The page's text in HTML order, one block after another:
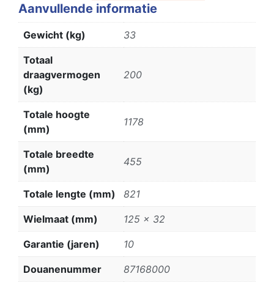
Aanvullende informatie
Gewicht (kg) 33
Totaal
draagvermogen
(kg)
200
Totale hoogte
(mm)
1178
Totale breedte
(mm)
455
Totale lengte (mm) 821
Wielmaat (mm) 125 x 32
Garantie (jaren) 10
Douanenummer 87168000